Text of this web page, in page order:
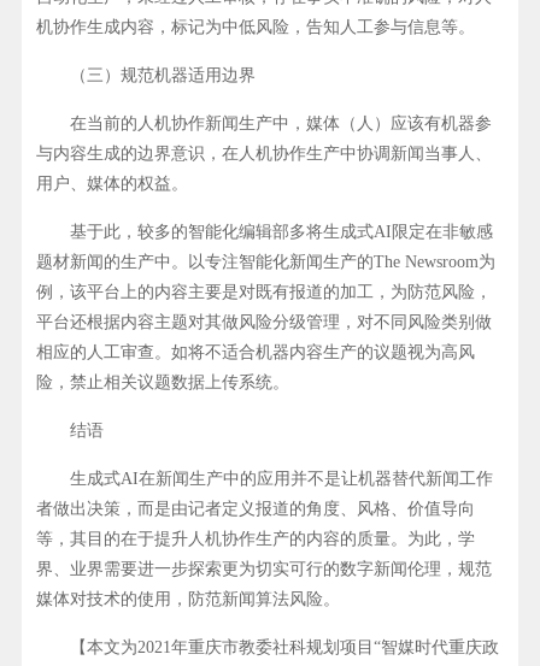
机协作生成内容，标记为中低风险，告知人工参与信息等。
（三）规范机器适用边界
在当前的人机协作新闻生产中，媒体（人）应该有机器参
与内容生成的边界意识，在人机协作生产中协调新闻当事人、
用户、媒体的权益。
基于此，较多的智能化编辑部多将生成式AI限定在非敏感
题材新闻的生产中。以专注智能化新闻生产的The Newsroom为
例，该平台上的内容主要是对既有报道的加工，为防范风险，
平台还根据内容主题对其做风险分级管理，对不同风险类别做
相应的人工审查。如将不适合机器内容生产的议题视为高风
险，禁止相关议题数据上传系统。
结语
生成式AI在新闻生产中的应用并不是让机器替代新闻工作
者做出决策，而是由记者定义报道的角度、风格、价值导向
等，其目的在于提升人机协作生产的内容的质量。为此，学
界、业界需要进一步探索更为切实可行的数字新闻伦理，规范
媒体对技术的使用，防范新闻算法风险。
【本文为2021年重庆市教委社科规划项目“智媒时代重庆政